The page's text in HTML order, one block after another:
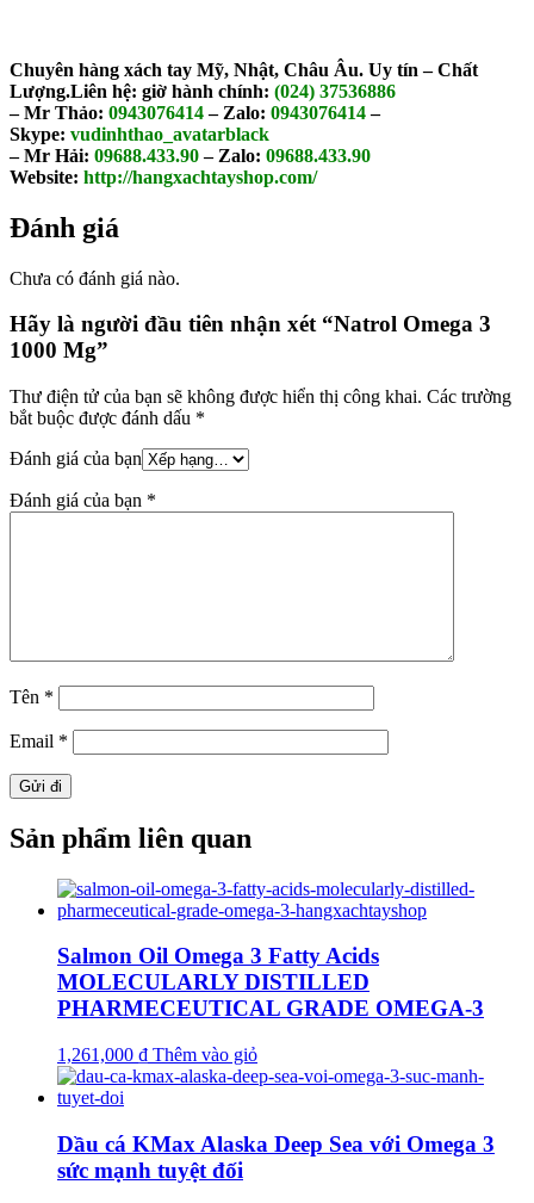
Chuyên hàng xách tay Mỹ, Nhật, Châu Âu. Uy tín – Chất
Lượng.Liên hệ: giờ hành chính: (024) 37536886
– Mr Thảo: 0943076414– Zalo: 0943076414–
Skype: vudinhthao_avatarblack
– Mr Hải: 09688.433.90– Zalo: 09688.433.90
Website: http://hangxachtayshop.com/
Đánh giá
Chưa có đánh giá nào.
Hãy là người đầu tiên nhận xét “Natrol Omega 3
1000 Mg”
Thư điện tử của bạn sẽ không được hiển thị công khai. Các trường
bắt buộc được đánh dấu *
Đánh giá của bạn
Đánh giá của bạn *
Tên *
Email *
Sản phẩm liên quan
Salmon Oil Omega 3 Fatty Acids
MOLECULARLY DISTILLED
PHARMECEUTICAL GRADE OMEGA-3
1,261,000 ₫ Thêm vào giỏ
Dầu cá KMax Alaska Deep Sea với Omega 3
sức mạnh tuyệt đối